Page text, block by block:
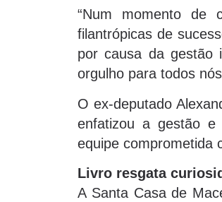
“Num momento de
filantrópicas de
por causa da gestão
orgulho para todos
O ex-deputado
enfatizou a gestão
equipe comprometida
Livro resgata
A Santa Casa de